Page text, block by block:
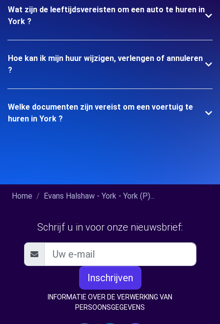
Wat zijn de leeftijdsvereisten om een auto te huren in
York ?
Hoe kan ik mijn huur wijzigen, verlengen of annuleren
?
Welke documenten zijn vereist om een voertuig te
huren in York ?
Home Evans Halshaw - York - York (P)...
Schrijf u in voor onze nieuwsbrief:
Inschrijven
INFORMATIE OVER DE VERWERKING VAN
PERSOONSGEGEVENS